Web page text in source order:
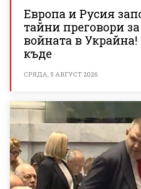
Европа и Русия
тайни преговори
войната в Украйна!
къде
СРЯДА, 5 АВГУСТ 2026